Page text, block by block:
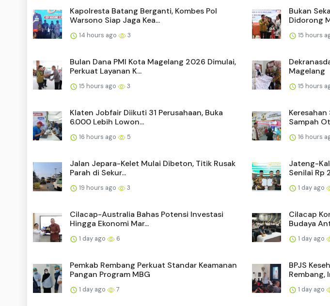
Kapolresta Batang Berganti, Kombes Pol
Warsono Siap Jaga Kea...
14 hours ago 3
Bukan
Didorong
15 hours
Bulan Dana PMI Kota Magelang 2026 Dimulai,
Perkuat Layanan K...
15 hours ago 3
Magelang
15 hours
Klaten Jobfair Diikuti 31 Perusahaan, Buka
6.000 Lebih Lowon...
16 hours ago 5
Sampah
16 hours
Jalan Jepara-Kelet Mulai Dibeton, Titik Rusak
Parah di Sekur...
19 hours ago 3
Jateng-
Senilai Rp
1 day ago
Cilacap-Australia Bahas Potensi Investasi
Hingga Ekonomi Mar...
1 day ago 6
Cilacap
Budaya
1 day ago
Pemkab Rembang Perkuat Standar Keamanan
Pangan Program MBG
1 day ago 7
BPJS
Rembang,
1 day ago